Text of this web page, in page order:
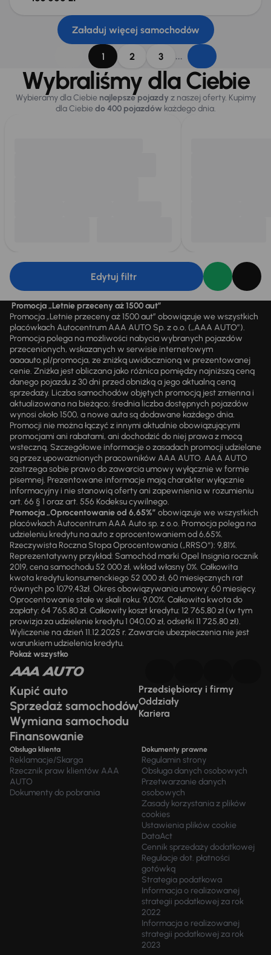
Załaduj więcej samochodów
1 2 3 ...
Wybraliśmy dla Ciebie
Wybieramy dla Ciebie najlepsze pojazdy z naszej oferty. Kupimy
dla Ciebiedo 400 pojazdówkażdego dnia.
Edytuj filtr
Promocja „Letnie przeceny aż 1500 aut”
Promocja „Letnie przeceny aż 1500 aut” obowiązuje we wszystkich
placówkach Autocentrum AAA AUTO Sp. z o.o. („AAA AUTO”).
Promocja polega na możliwości nabycia wybranych pojazdów
przecenionych, wskazanych w serwisie internetowym
aaaauto.pl/promocja, ze zniżką uwidocznioną w prezentowanej
cenie. Zniżka jest obliczana jako różnica pomiędzy najniższą ceną
danego pojazdu z 30 dni przed obniżką a jego aktualną ceną
sprzedaży. Liczba samochodów objętych promocją jest zmienna i
aktualizowana na bieżąco; średnia liczba dostępnych pojazdów
wynosi około 1500, a nowe auta są dodawane każdego dnia.
Promocji nie można łączyć z innymi aktualnie obowiązującymi
promocjami ani rabatami, ani dochodzić do niej prawa z mocą
wsteczną. Szczegółowe informacje o zasadach promocji udzielane
są przez upoważnionych pracowników AAA AUTO. AAA AUTO
zastrzega sobie prawo do zawarcia umowy wyłącznie w formie
pisemnej. Prezentowane informacje mają charakter wyłącznie
informacyjny i nie stanowią oferty ani zapewnienia w rozumieniu
art. 66 § 1 oraz art. 556 Kodeksu cywilnego.
Promocja „Oprocentowanie od 6,65%” obowiązuje we wszystkich
placówkach Autocentrum AAA Auto sp. z o.o. Promocja polega na
udzieleniu kredytu na auto z oprocentowaniem od 6,65%.
Rzeczywista Roczna Stopa Oprocentowania („RRSO“): 9,81%.
Reprezentatywny przykład: Samochód marki Opel Insignia rocznik
2019, cena samochodu 52 000 zł, wkład własny 0%. Całkowita
kwota kredytu konsumenckiego 52 000 zł, 60 miesięcznych rat
równych po 1079,43zł. Okres obowiązywania umowy: 60 miesięcy.
Oprocentowanie stałe w skali roku: 9,00%. Całkowita kwota do
zapłaty: 64 765,80 zł. Całkowity koszt kredytu: 12 765,80 zł (w tym
prowizja za udzielenie kredytu 1 040,00 zł, odsetki 11 725,80 zł).
Wyliczenie na dzień 11.12.2025 r. Zawarcie ubezpieczenia nie jest
warunkiem udzielenia kredytu.
Pokaż wszystko
Kupić auto
Sprzedaż samochodów
Wymiana samochodu
Finansowanie
Przedsiębiorcy i firmy
Oddziały
Kariera
Obsługa klienta
Reklamacje/Skarga
Rzecznik praw klientów AAA
AUTO
Dokumenty do pobrania
Dokumenty prawne
Regulamin strony
Obsługa danych osobowych
Przetwarzanie danych
osobowych
Zasady korzystania z plików
cookies
Ustawienia plików cookie
DataAct
Cennik sprzedaży dodatkowej
Regulacje dot. płatności
gotówką
Strategia podatkowa
Informacja o realizowanej
strategii podatkowej za rok
2022
Informacja o realizowanej
strategii podatkowej za rok
2023